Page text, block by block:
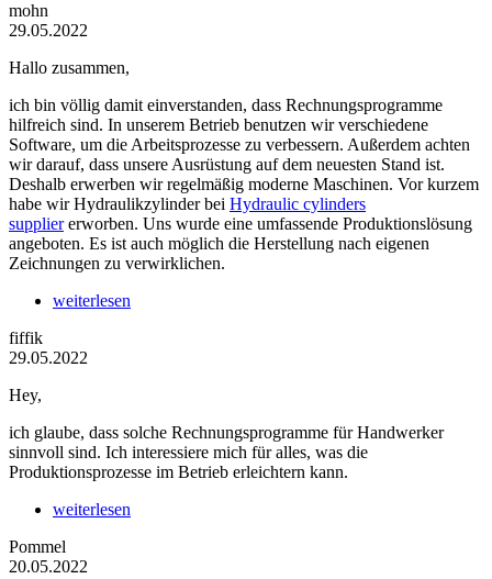
mohn
29.05.2022
Hallo zusammen,
ich bin völlig damit einverstanden, dass Rechnungsprogramme
hilfreich sind. In unserem Betrieb benutzen wir verschiedene
Software, um die Arbeitsprozesse zu verbessern. Außerdem achten
wir darauf, dass unsere Ausrüstung auf dem neuesten Stand ist.
Deshalb erwerben wir regelmäßig moderne Maschinen. Vor kurzem
habe wir Hydraulikzylinder bei Hydraulic cylinders
suppliererworben. Uns wurde eine umfassende Produktionslösung
angeboten. Es ist auch möglich die Herstellung nach eigenen
Zeichnungen zu verwirklichen.
weiterlesen
fiffik
29.05.2022
Hey,
ich glaube, dass solche Rechnungsprogramme für Handwerker
sinnvoll sind. Ich interessiere mich für alles, was die
Produktionsprozesse im Betrieb erleichtern kann.
weiterlesen
Pommel
20.05.2022